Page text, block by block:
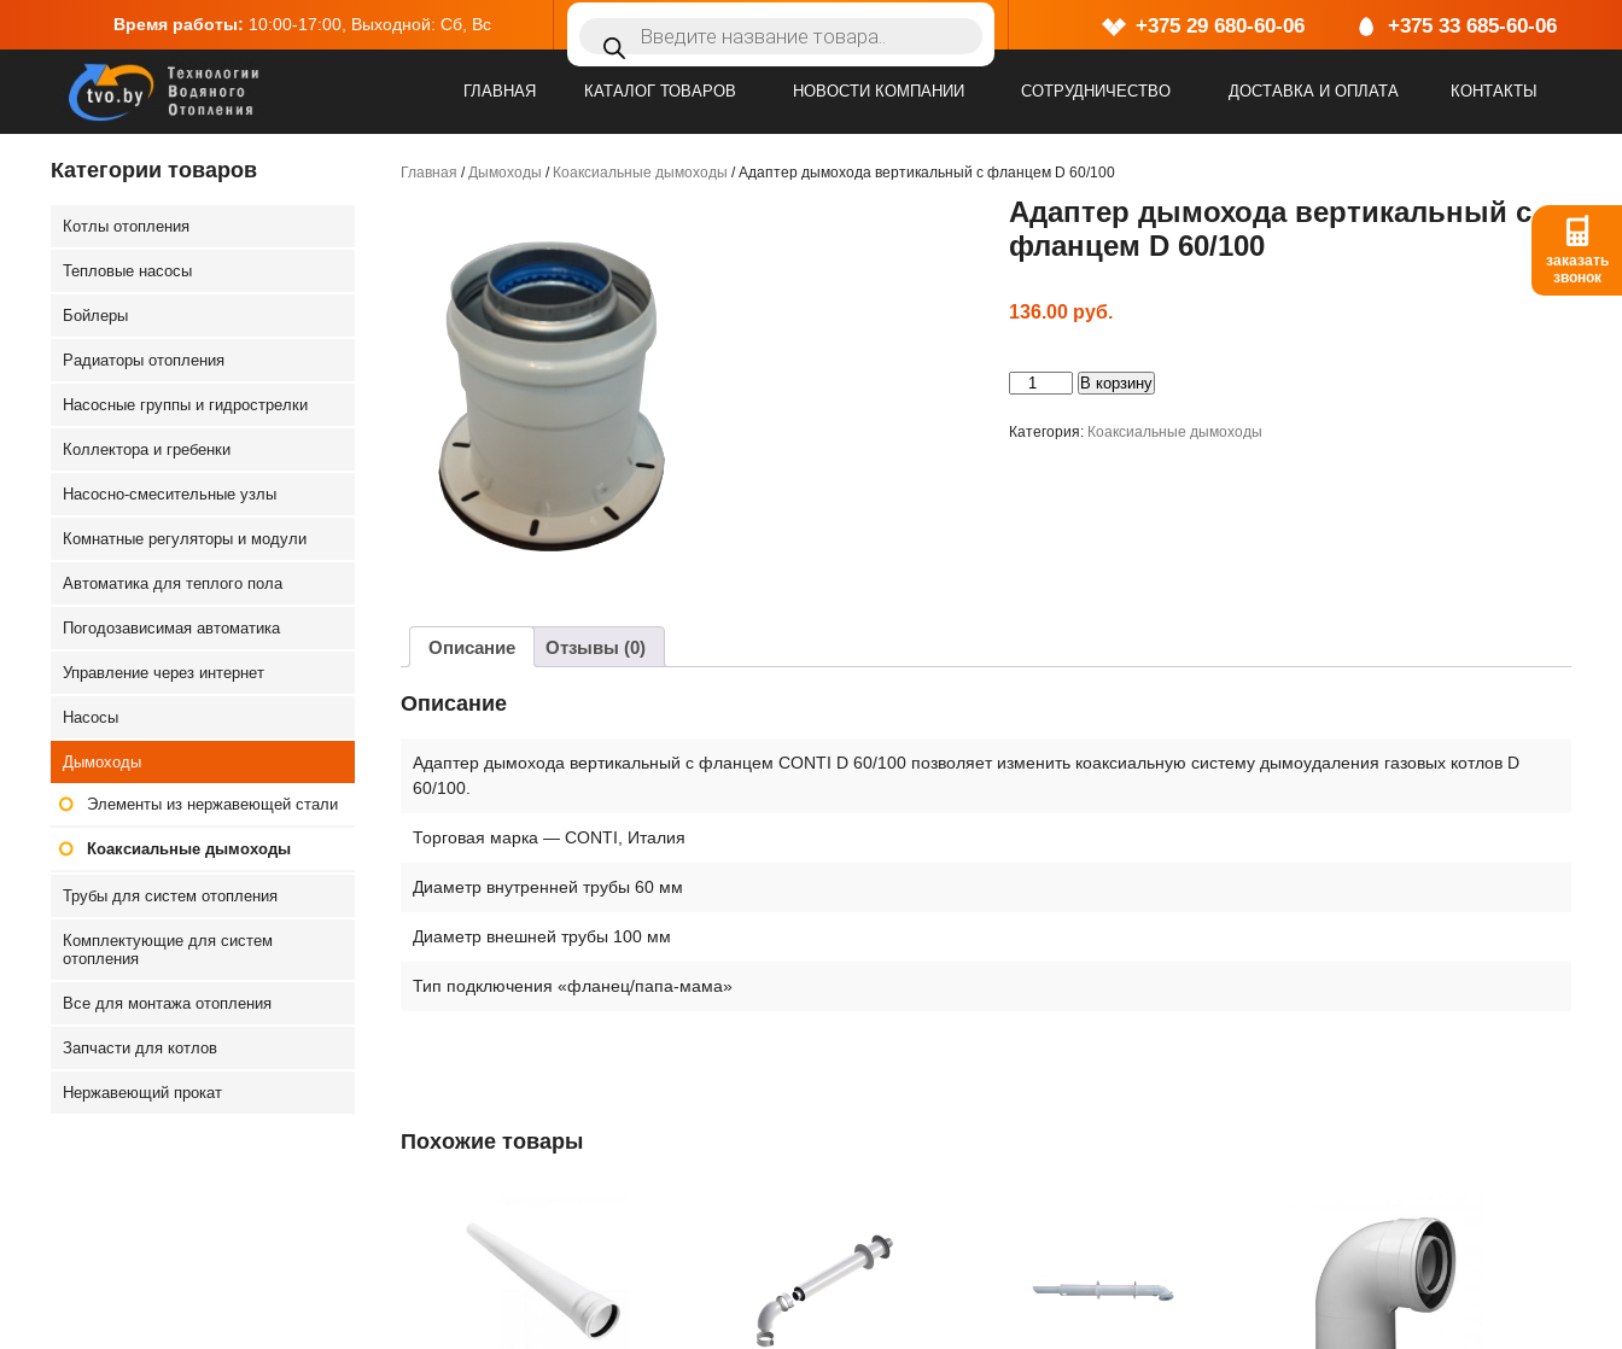
заказать
звонок
Время работы: 10:00-17:00, Выходной: Сб, Вс Время работы:10:00-17:00, Выходной: Сб, Вс
товаров
+375 29 680-60-06 +375 33 685-60-06
ГЛАВНАЯ КАТАЛОГ ТОВАРОВ НОВОСТИ КОМПАНИИ СОТРУДНИЧЕСТВО ДОСТАВКА И ОПЛАТА КОНТАКТЫ
Главная /Дымоходы / Коаксиальные дымоходы / Адаптер дымохода вертикальный с фланцем D 60/100
Адаптер дымохода вертикальный с
фланцем D 60/100
136.00 руб.
Количество
товара
дымохода
В корзину
Категория: Коаксиальные дымоходы
Описание Отзывы (0)
Описание
Адаптер дымохода вертикальный с фланцем СONTI D 60/100 позволяет изменить коаксиальную систему дымоудаления газовых котлов D
60/100.
Торговая марка — CONTI, Италия
Диаметр внутренней трубы 60 мм
Диаметр внешней трубы 100 мм
Тип подключения «фланец/папа-мама»
Похожие товары
Категории товаров
Котлы отопления
Тепловые насосы
Бойлеры
Радиаторы отопления
Насосные группы и гидрострелки
Коллектора и гребенки
Насосно-смесительные узлы
Комнатные регуляторы и модули
Автоматика для теплого пола
Погодозависимая автоматика
Управление через интернет
Насосы
Дымоходы
Элементы из нержавеющей стали
Коаксиальные дымоходы
Трубы для систем отопления
Комплектующие для систем
отопления
Все для монтажа отопления
Запчасти для котлов
Нержавеющий прокат